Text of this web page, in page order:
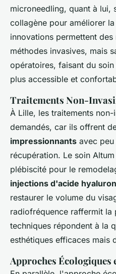
microneedling, quant à lui,
collagène pour améliorer
innovations permettent
méthodes invasives, mais
opératoires, faisant du
plus accessible et
Traitements Non-
À Lille, les traitements
demandés, car ils offrent
impressionnants avec
récupération. Le soin
plébiscité pour le
injections d'acide
restaurer le volume du
radiofréquence raffermit la
techniques répondent à la
esthétiques efficaces mais
Approches Écologiques